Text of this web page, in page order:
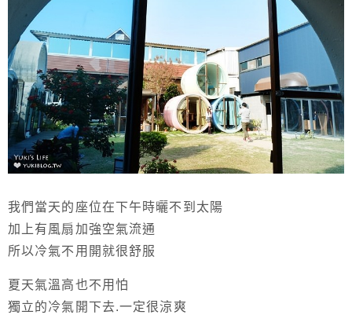
我們當天的座位在下午時曬不到太陽
加上有風扇加強空氣流通
所以冷氣不用開就很舒服
夏天氣溫高也不用怕
獨立的冷氣開下去.一定很涼爽